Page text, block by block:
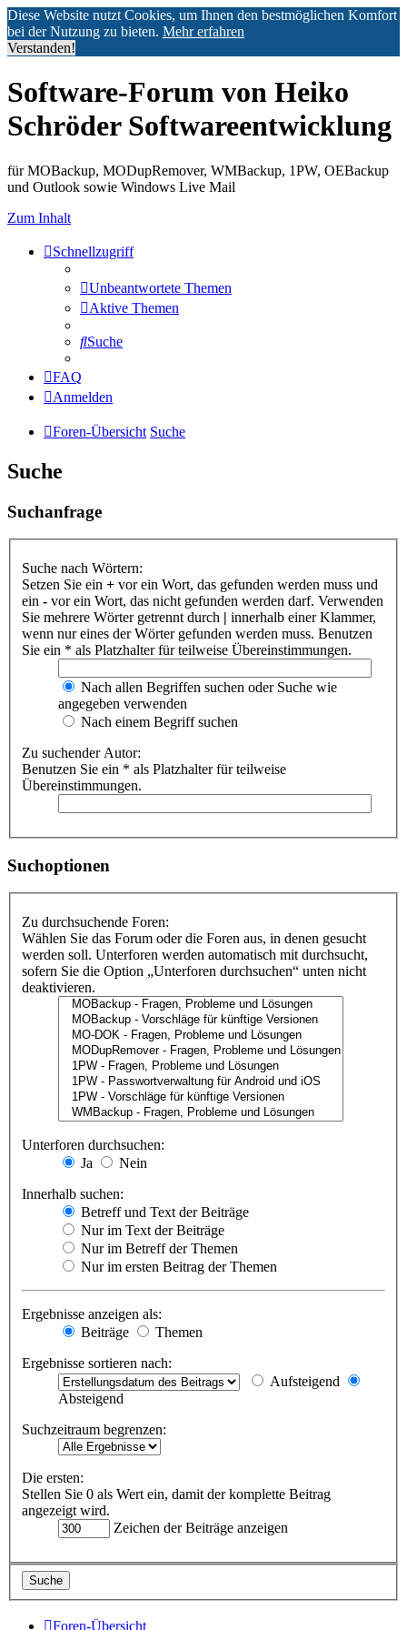
Diese Website nutzt Cookies, um Ihnen den bestmöglichen Komfort
bei der Nutzung zu bieten. Mehr erfahren
Verstanden!
Software-Forum von Heiko
Schröder Softwareentwicklung
für MOBackup, MODupRemover, WMBackup, 1PW, OEBackup
und Outlook sowie Windows Live Mail
Zum Inhalt
Schnellzugriff
Unbeantwortete Themen
Aktive Themen
Suche
FAQ
Anmelden
Foren-Übersicht Suche
Suche
Suchanfrage
Suche nach Wörtern:
Setzen Sie ein + vor ein Wort, das gefunden werden muss und
ein - vor ein Wort, das nicht gefunden werden darf. Verwenden
Sie mehrere Wörter getrennt durch | innerhalb einer Klammer,
wenn nur eines der Wörter gefunden werden muss. Benutzen
Sie ein * als Platzhalter für teilweise Übereinstimmungen.
Nach allen Begriffen suchen oder Suche wie
angegeben verwenden
Nach einem Begriff suchen
Zu suchender Autor:
Benutzen Sie ein * als Platzhalter für teilweise
Übereinstimmungen.
Suchoptionen
Zu durchsuchende Foren:
Wählen Sie das Forum oder die Foren aus, in denen gesucht
werden soll. Unterforen werden automatisch mit durchsucht,
sofern Sie die Option „Unterforen durchsuchen“ unten nicht
deaktivieren.
Unterforen durchsuchen:
Ja
Nein
Innerhalb suchen:
Betreff und Text der Beiträge
Nur im Text der Beiträge
Nur im Betreff der Themen
Nur im ersten Beitrag der Themen
Ergebnisse anzeigen als:
Beiträge
Themen
Ergebnisse sortieren nach:
Aufsteigend
Absteigend
Suchzeitraum begrenzen:
Die ersten:
Stellen Sie 0 als Wert ein, damit der komplette Beitrag
angezeigt wird.
Zeichen der Beiträge anzeigen
Foren-Übersicht